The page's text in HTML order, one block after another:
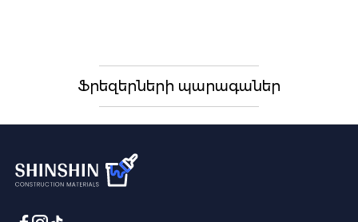
Ֆրեզերների պարագաներ